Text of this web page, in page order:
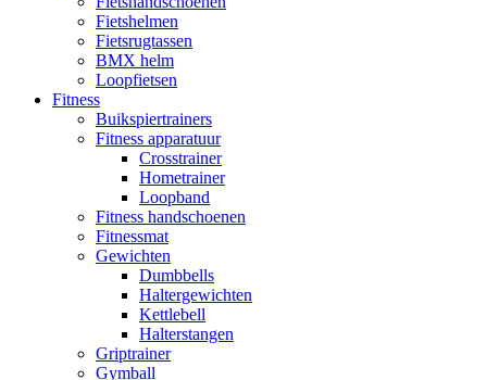
Fietshelmen
Fietsrugtassen
BMX helm
Loopfietsen
Fitness
Buikspiertrainers
Fitness apparatuur
Crosstrainer
Hometrainer
Loopband
Fitness handschoenen
Fitnessmat
Gewichten
Dumbbells
Haltergewichten
Kettlebell
Halterstangen
Griptrainer
Gymball